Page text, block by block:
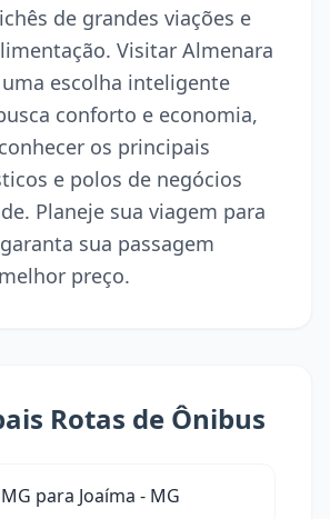
de grandes viações e
Visitar Almenara
escolha inteligente
conforto e economia,
os principais
e polos de negócios
Planeje sua viagem para
sua passagem
preço.
Rotas de Ônibus
para Joaíma - MG